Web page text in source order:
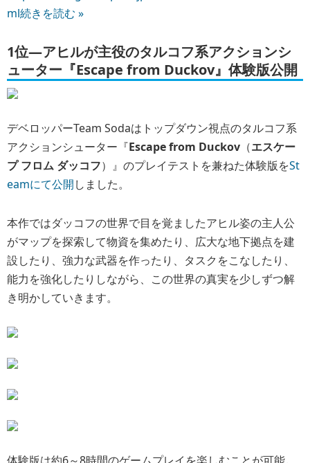
プ フロム ダッコフ
本作ではダッコフの世界で目を覚ましたアヒル姿の主人公
がマップを探索して物資を集めたり、広大な地下拠点を建
能力を強化したりしながら、この世界の真実を少しずつ解
き明かしていきます。
体験版は約6～8時間のゲームプレイを楽しむことが可能。
プレイテストは2月10日まで実施されます。
アヒルが主役のタルコフ系アクションシューター『Escape
from Duckov』日本語にも対応の体験版公開！ | Game*S
ダッコフの世界で目を覚ましたアヒル姿の主人公がマップ
を探索して物資を集めたり、広大な地下拠点を建設した
り、強力な武器を作ったり、タスクをこなしたり、能力を